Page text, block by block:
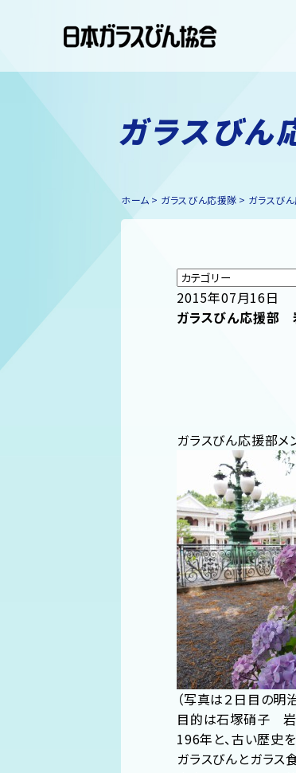
ガラスびん
ホーム ガラスびん応援隊 ガラスび
2015年07月16日
ガラスびん応援部
ガラスびん応援部メ
（写真は２日目の明
目的は石塚硝子 岩
196年と、古い歴史
ガラスびんとガラス